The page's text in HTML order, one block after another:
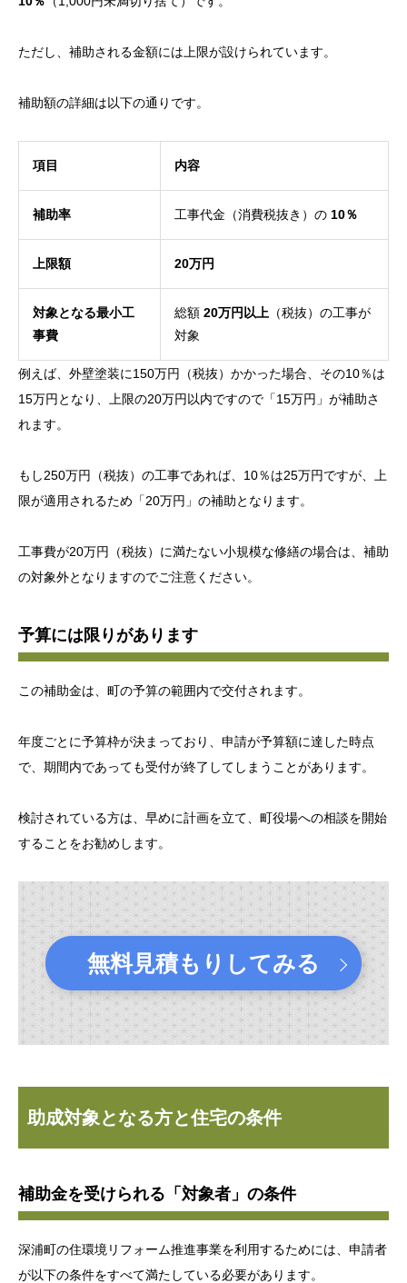
ただし、補助される金額には上限が設けられています。
補助額の詳細は以下の通りです。
項目 内容
補助率 工事代金（消費税抜き）の 10％
上限額 20万円
対象となる最小工
事費
総額 20万円以上 （税抜）の工事が
対象
例えば、外壁塗装に150万円（税抜）かかった場合、その10％は
15万円となり、上限の20万円以内ですので「15万円」が補助さ
れます。
もし250万円（税抜）の工事であれば、10％は25万円ですが、上
限が適用されるため「20万円」の補助となります。
工事費が20万円（税抜）に満たない小規模な修繕の場合は、補助
の対象外となりますのでご注意ください。
予算には限りがあります
この補助金は、町の予算の範囲内で交付されます。
年度ごとに予算枠が決まっており、申請が予算額に達した時点
で、期間内であっても受付が終了してしまうことがあります。
検討されている方は、早めに計画を立て、町役場への相談を開始
することをお勧めします。
無料見積もりしてみる
助成対象となる方と住宅の条件
補助金を受けられる「対象者」の条件
深浦町の住環境リフォーム推進事業を利用するためには、申請者
が以下の条件をすべて満たしている必要があります。